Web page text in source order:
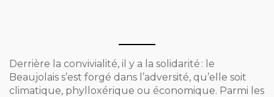
Derrière la convivialité, il y a la solidarité : le
Beaujolais s’est forgé dans l’adversité, qu’elle soit
climatique, phylloxérique ou économique. Parmi les